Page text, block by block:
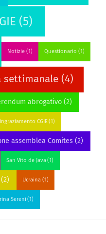
(5)
Notizie (1) Questionario (1)
settimanale (4)
abrogativo (2)
CGIE (1)
assemblea Comites (2)
San Vito de Java (1)
(2) Ucraina (1)
Sereni (1)